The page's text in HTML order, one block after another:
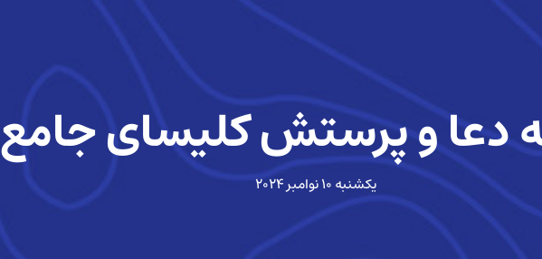
دعا و پرستش کلیسای جامع
یکشنبه ۱۰ نوامبر ۲۰۲۴